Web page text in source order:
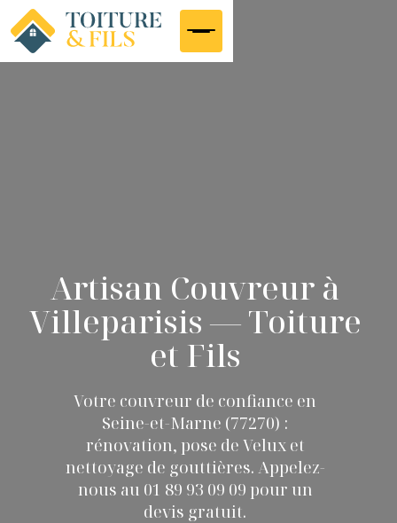
Artisan Couvreur à
Villeparisis — Toiture
et Fils
Votre couvreur de confiance en
Seine-et-Marne (77270) :
rénovation, pose de Velux et
nettoyage de gouttières. Appelez-
nous au 01 89 93 09 09 pour un
devis gratuit.